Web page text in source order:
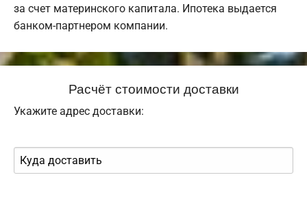
за счет материнского капитала. Ипотека выдается
банком-партнером компании.
Расчёт стоимости доставки
Укажите адрес доставки: